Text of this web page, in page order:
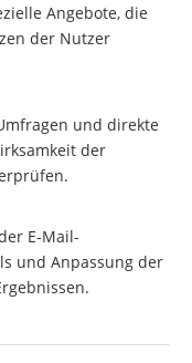
Angebote, die
der Nutzer
und direkte
der
E-Mail-
und Anpassung der